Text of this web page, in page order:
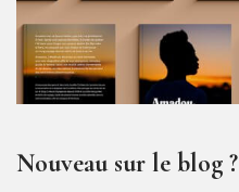
Nouveau sur le blog ?